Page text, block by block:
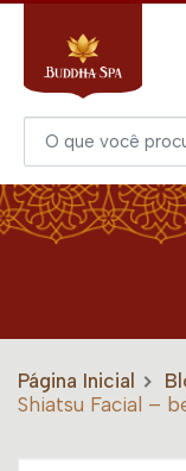
Página Inicial
Shiatsu Facial –